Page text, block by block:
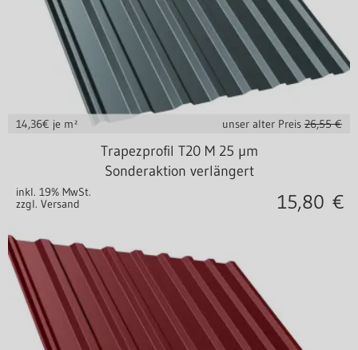
Stahl 0,50 mm
14,36€ je m² unser alter Preis 26,55 €
Trapezprofil T20 M 25 µm
Sonderaktion verlängert
inkl. 19% MwSt.
zzgl. Versand
15,80 €